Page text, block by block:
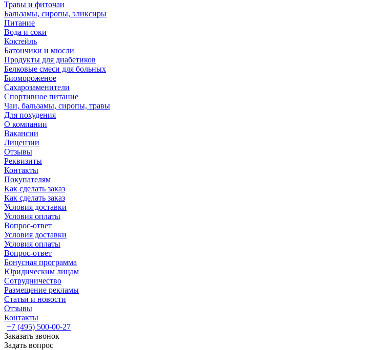
Травы и фиточаи
Бальзамы, сиропы, эликсиры
Питание
Вода и соки
Коктейль
Батончики и мюсли
Продукты для диабетиков
Белковые смеси для больных
Биомороженое
Сахарозаменители
Спортивное питание
Чаи, бальзамы, сиропы, травы
Для похудения
О компании
Вакансии
Лицензии
Отзывы
Реквизиты
Контакты
Покупателям
Как сделать заказ
Как сделать заказ
Условия доставки
Условия оплаты
Вопрос-ответ
Условия доставки
Условия оплаты
Вопрос-ответ
Бонусная программа
Юридическим лицам
Сотрудничество
Размещение рекламы
Статьи и новости
Отзывы
Контакты
+7 (495) 500-00-27
Заказать звонок
Задать вопрос